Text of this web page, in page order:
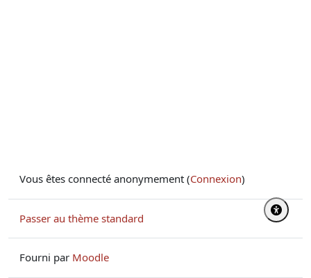
Vous êtes connecté anonymement (Connexion)
Passer au thème standard
Fourni par Moodle